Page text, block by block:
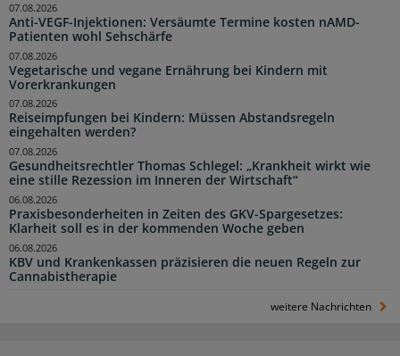
Anti-VEGF-Injektionen: Versäumte Termine kosten nAMD-
Patienten wohl Sehschärfe
07.08.2026
Vegetarische und vegane Ernährung bei Kindern mit
Vorerkrankungen
07.08.2026
Reiseimpfungen bei Kindern: Müssen Abstandsregeln
eingehalten werden?
07.08.2026
Gesundheitsrechtler Thomas Schlegel: „Krankheit wirkt wie
eine stille Rezession im Inneren der Wirtschaft“
07.08.2026
Praxisbesonderheiten in Zeiten des GKV-Spargesetzes:
Klarheit soll es in der kommenden Woche geben
06.08.2026
KBV und Krankenkassen präzisieren die neuen Regeln zur
Cannabistherapie
06.08.2026
weitere Nachrichten